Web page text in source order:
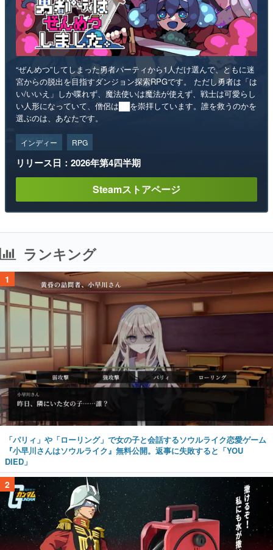
“ぜんめつ”してしまった勇者パーティから1人だけ選んで、ともに迷
宮からの脱出を目指すダンジョン探索RPGです。 ただし勇者は「は
い/いいえ」しか喋れず、魔法使いは魔法が使えず、戦士は可愛らし
い人形になっていて、僧侶は██を崇拝しています。誰を救うのかを
選ぶのは、あなたです。
インディー RPG
リリース日：2026年第4四半期
Steamストアページ
ランキング
1
「パリィ」や「ローリング」で女の子と会話するソウルライク恋愛ゲーム
『小早川さんはソウルライク』無料公開。返事に失敗すると「YOU
DIED」
2